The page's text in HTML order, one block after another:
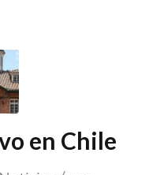
en Chile